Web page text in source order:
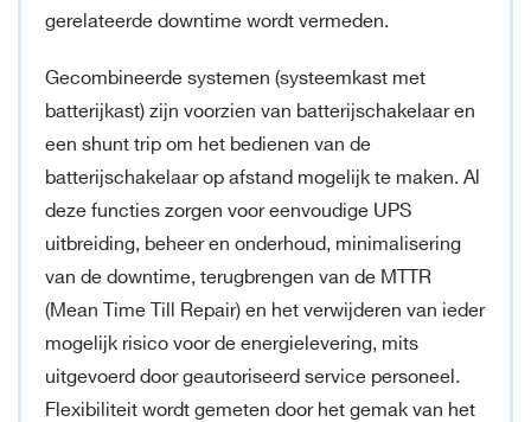
gerelateerde downtime wordt vermeden.
Gecombineerde systemen (systeemkast met
batterijkast) zijn voorzien van batterijschakelaar en
een shunt trip om het bedienen van de
batterijschakelaar op afstand mogelijk te maken. Al
deze functies zorgen voor eenvoudige UPS
uitbreiding, beheer en onderhoud, minimalisering
van de downtime, terugbrengen van de MTTR
(Mean Time Till Repair) en het verwijderen van ieder
mogelijk risico voor de energielevering, mits
uitgevoerd door geautoriseerd service personeel.
Flexibiliteit wordt gemeten door het gemak van het